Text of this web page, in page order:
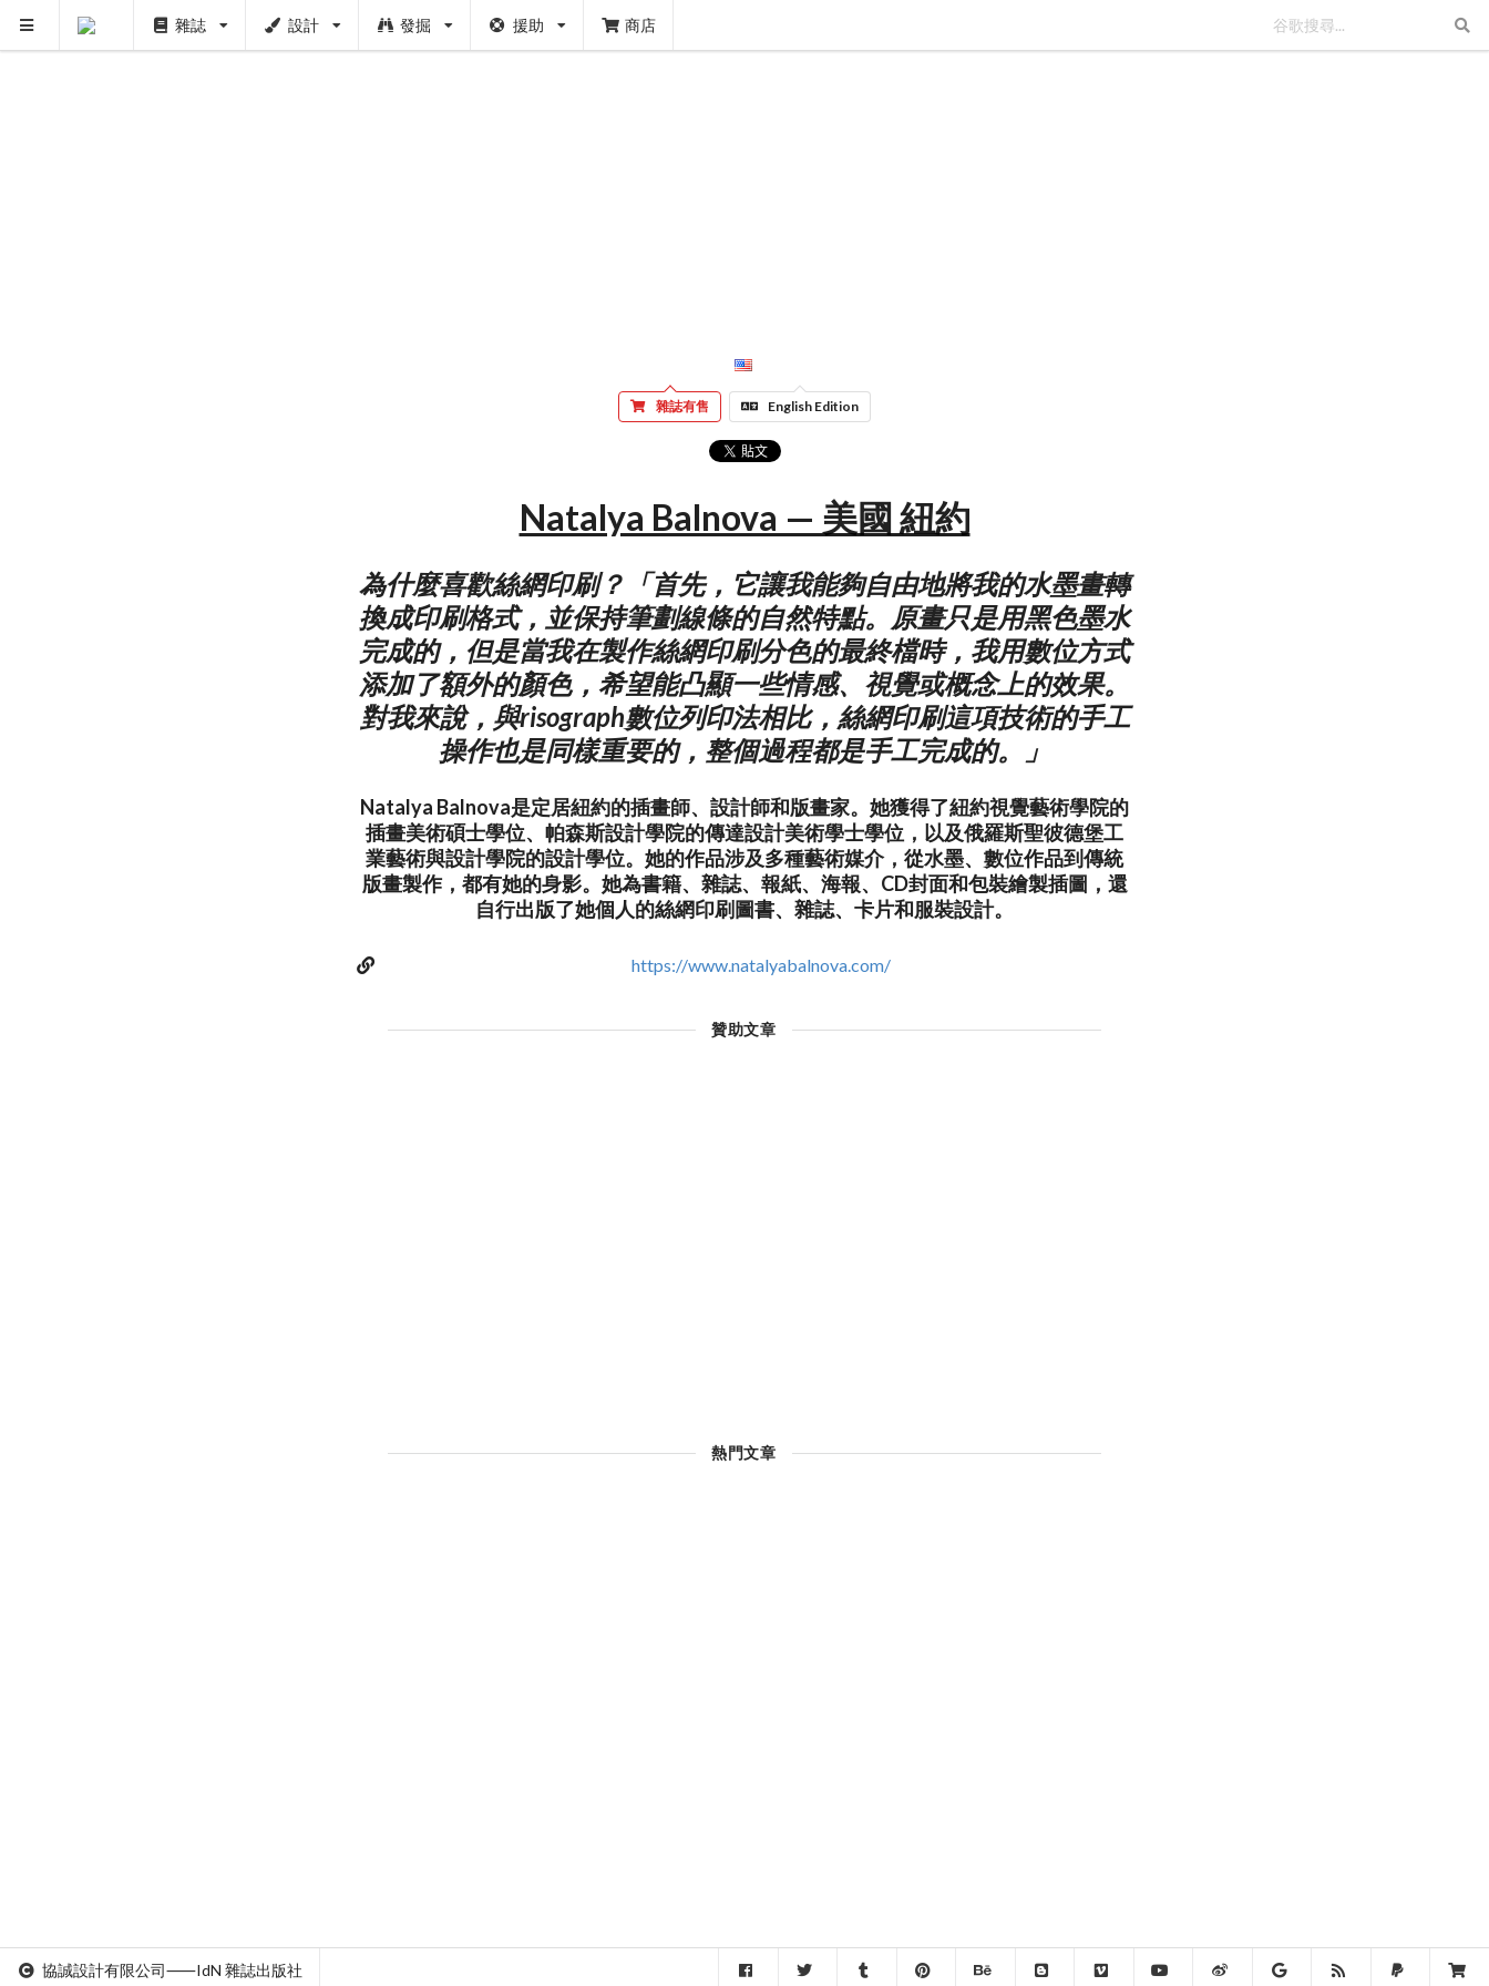
雜誌 設計 發掘 援助 商店
協誠設計有限公司⸺IdN 雜誌出版社
雜誌有售 English Edition
Natalya Balnova — 美國 紐約
為什麼喜歡絲網印刷？「首先，它讓我能夠自由地將我的水墨畫轉
換成印刷格式，並保持筆劃線條的自然特點。原畫只是用黑色墨水
完成的，但是當我在製作絲網印刷分色的最終檔時，我用數位方式
添加了額外的顏色，希望能凸顯一些情感、視覺或概念上的效果。
對我來說，與risograph數位列印法相比，絲網印刷這項技術的手工
操作也是同樣重要的，整個過程都是手工完成的。」
Natalya Balnova是定居紐約的插畫師、設計師和版畫家。她獲得了紐約視覺藝術學院的
插畫美術碩士學位、帕森斯設計學院的傳達設計美術學士學位，以及俄羅斯聖彼德堡工
業藝術與設計學院的設計學位。她的作品涉及多種藝術媒介，從水墨、數位作品到傳統
版畫製作，都有她的身影。她為書籍、雜誌、報紙、海報、CD封面和包裝繪製插圖，還
自行出版了她個人的絲網印刷圖書、雜誌、卡片和服裝設計。
https://www.natalyabalnova.com/
贊助文章
熱門文章